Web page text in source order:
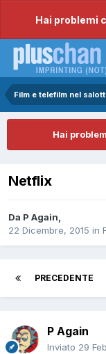
Hai problemi
Film e telefilm nel
Hai
Netflix
Da P Again,
22 Dicembre, 2015 in
PRECEDENTE
P Again
Inviato 29